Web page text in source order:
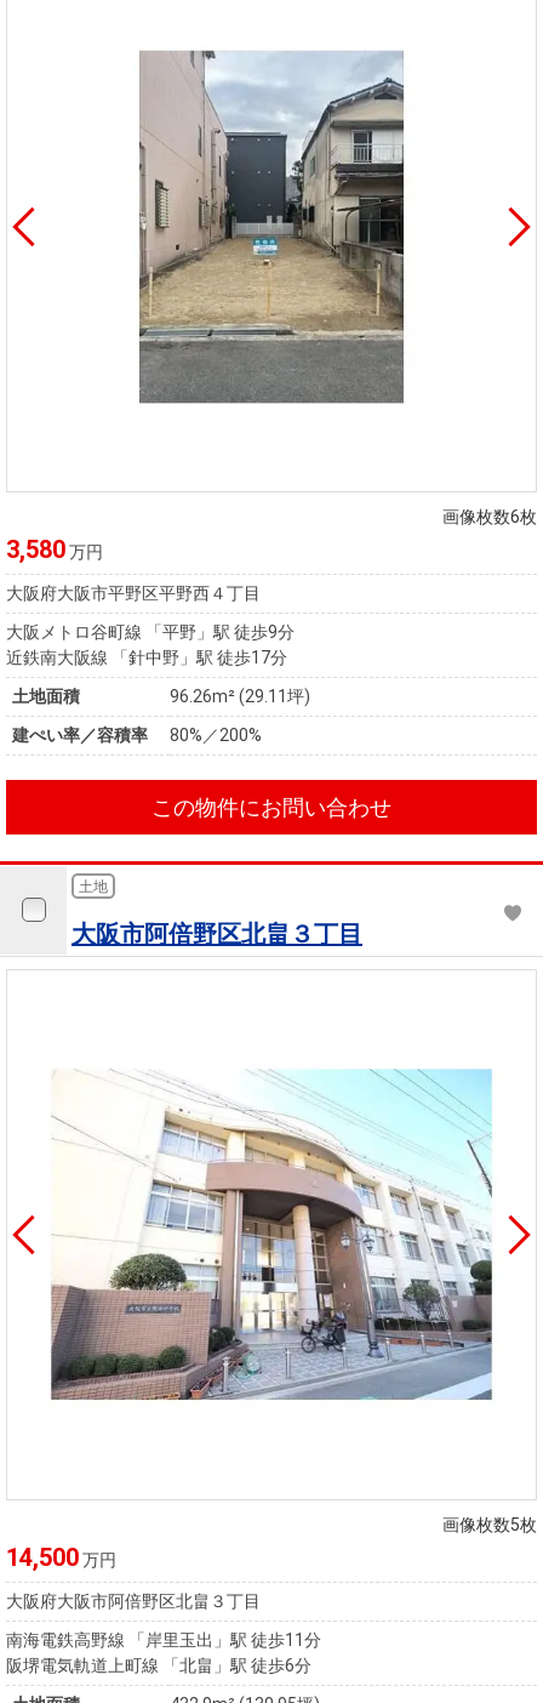
画像枚数6枚
3,580万円
大阪府大阪市平野区平野西４丁目
大阪メトロ谷町線 「平野」駅 徒歩9分
近鉄南大阪線 「針中野」駅 徒歩17分
土地面積
96.26m² (29.11坪)
建ぺい率／容積率
80%／200%
この物件にお問い合わせ
土地
大阪市阿倍野区北畠３丁目
画像枚数5枚
14,500万円
大阪府大阪市阿倍野区北畠３丁目
南海電鉄高野線 「岸里玉出」駅 徒歩11分
阪堺電気軌道上町線 「北畠」駅 徒歩6分